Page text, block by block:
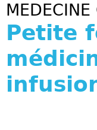
MEDECINE
Petite